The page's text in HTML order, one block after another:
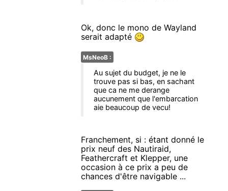
Ok, donc le mono de Wayland
serait adapté
MsNeoB :
Au sujet du budget, je ne le
trouve pas si bas, en sachant
que ca ne me derange
aucunement que l'embarcation
aie beaucoup de vecu!
Franchement, si : étant donné le
prix neuf des Nautiraid,
Feathercraft et Klepper, une
occasion à ce prix a peu de
chances d'être navigable ...